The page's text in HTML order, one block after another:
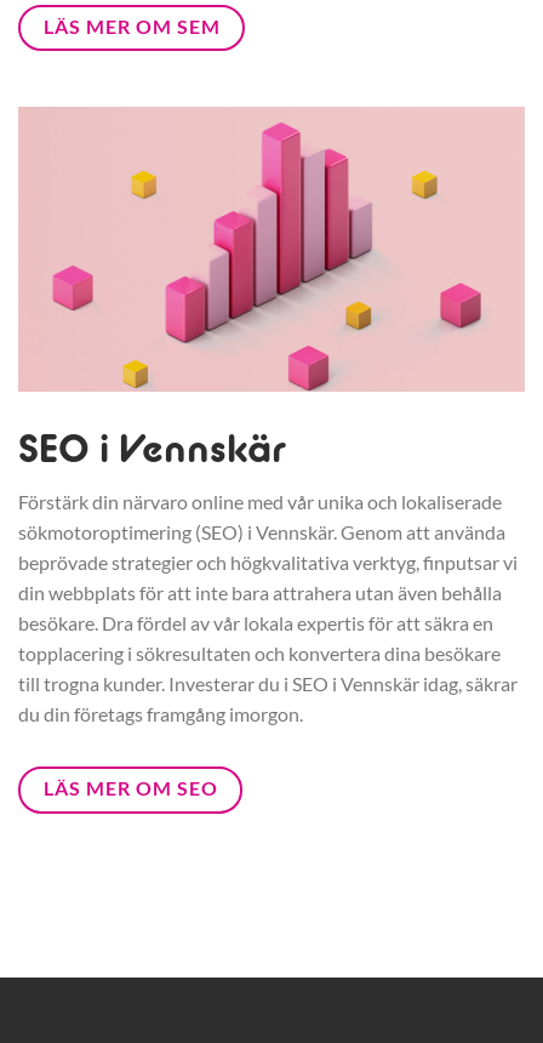
LÄS MER OM SEM
SEO i Vennskär
Förstärk din närvaro online med vår unika och lokaliserade
sökmotoroptimering (SEO) i Vennskär. Genom att använda
beprövade strategier och högkvalitativa verktyg, finputsar vi
din webbplats för att inte bara attrahera utan även behålla
besökare. Dra fördel av vår lokala expertis för att säkra en
topplacering i sökresultaten och konvertera dina besökare
till trogna kunder. Investerar du i SEO i Vennskär idag, säkrar
du din företags framgång imorgon.
LÄS MER OM SEO